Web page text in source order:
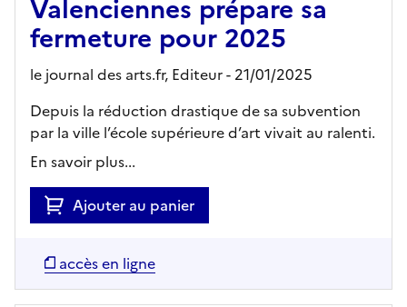
Valenciennes prépare sa
fermeture pour 2025
le journal des arts.fr, Editeur- 21/01/2025
Depuis la réduction drastique de sa subvention
par la ville l’école supérieure d’art vivait au ralenti.
En savoir plus...
Ajouter au panier
accès en ligne